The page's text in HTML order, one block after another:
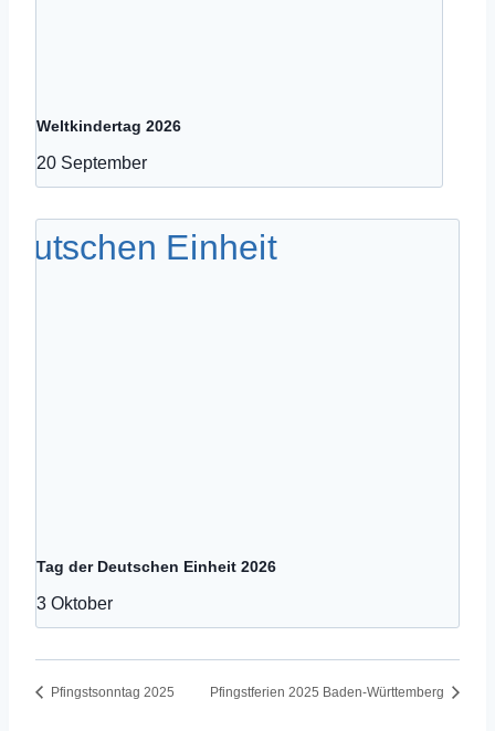
Weltkindertag 2026
20 September
Tag der Deutschen Einheit 2026
3 Oktober
Pfingstsonntag 2025 Pfingstferien 2025 Baden-Württemberg